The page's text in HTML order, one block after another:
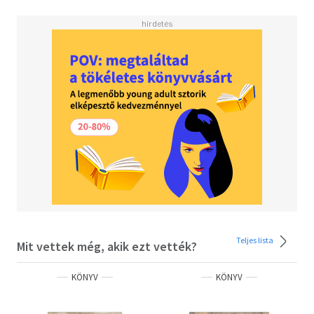
szempillantás alatt kíváncsi kekszrajongót farag.
konyhába, amint kézbe vettem."
Dragomán György
SEGAL VIKTOR
A keksz főleg a gyerekkorát, a nagypapával töltött
mártogatós uzsonnát jelenti neki, ma pedig a gyerekeivel
közös sütéseket. Gasztronómiai tanácsadóként dolgozik
itthoni és külföldi professzionális - éttermi és szállodai -
konyhák felkérésére. Ez nemcsak technológiai
tanácsadást jelent, hanem a vendéglátással kapcsolatos
koncepció és az étlap kidolgozását, átalakítását is. Mindig
kultúrák sokszínűségét. Rendszeresen utazik, és ez
jelentős mértékben meghatározza főzési stílusát.
SZEMERE KATALIN
Mit vettek még, akik ezt vették? Teljes lista
KÖNYV KÖNYV